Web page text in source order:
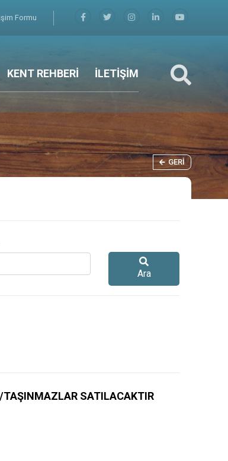
Formu
KENT REHBERİ İLETİŞİM
GERI
Ara
TAŞINMAZLAR SATILACAKTIR